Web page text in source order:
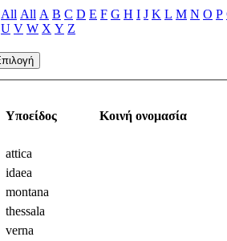
All All A B C D E F G H I J K L M N O P
U V W X Y Z
Υποείδος
Κοινή ονομασία
attica
idaea
montana
thessala
verna